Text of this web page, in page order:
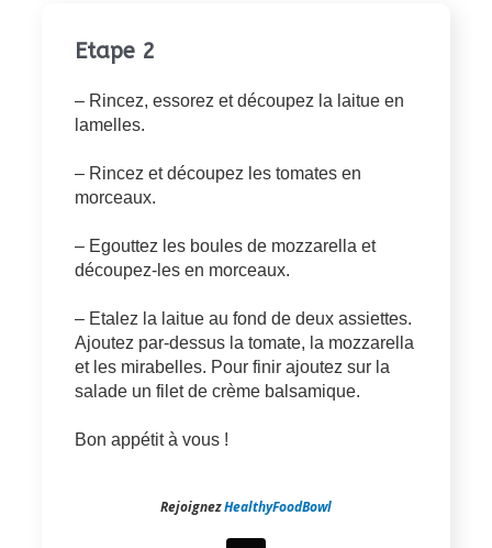
Etape 2
– Rincez, essorez et découpez la laitue en
lamelles.
– Rincez et découpez les tomates en
morceaux.
– Egouttez les boules de mozzarella et
découpez-les en morceaux.
– Etalez la laitue au fond de deux assiettes.
Ajoutez par-dessus la tomate, la mozzarella
et les mirabelles. Pour finir ajoutez sur la
salade un filet de crème balsamique.
Bon appétit à vous !
RejoignezHealthyFoodBowl